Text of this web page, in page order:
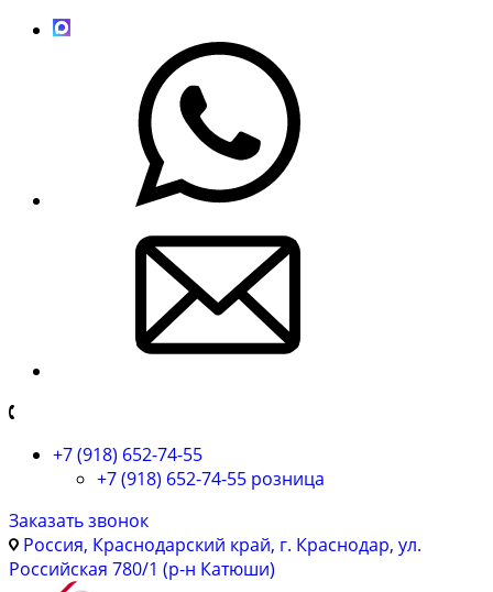
+7 (918) 652-74-55
+7 (918) 652-74-55 розница
Заказать звонок
Россия, Краснодарский край, г. Краснодар, ул.
Российская 780/1 (р-н Катюши)